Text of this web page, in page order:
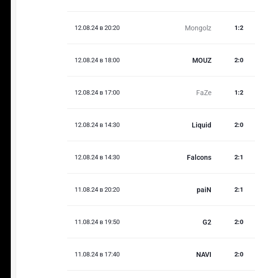
12.08.24 в 20:20 Mongolz 1 :2
12.08.24 в 18:00 MOUZ 2:0
12.08.24 в 17:00 FaZe 1 :2
12.08.24 в 14:30 Liquid 2:0
12.08.24 в 14:30 Falcons 2:1
11.08.24 в 20:20 paiN 2:1
11.08.24 в 19:50 G2 2:0
11.08.24 в 17:40 NAVI 2:0